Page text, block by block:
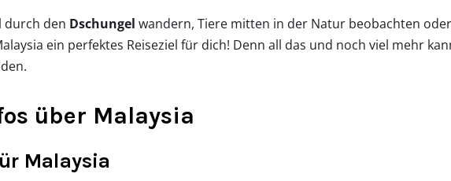
durch den Dschungel wandern, Tiere mitten in der Natur beobachten
ein perfektes Reiseziel für dich! Denn all das und noch viel mehr
über Malaysia
Malaysia